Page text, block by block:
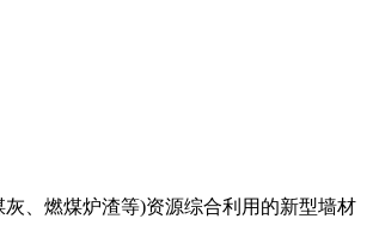
灰、燃煤炉渣等)资源综合利用的新型墙材